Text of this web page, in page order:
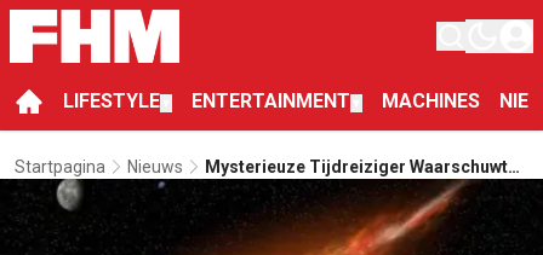
LIFESTYLE ENTERTAINMENT MACHINES
Startpagina Nieuws
Mysterieuze Tijdreiziger Waarschuwt
Voor Rampjaar 2025